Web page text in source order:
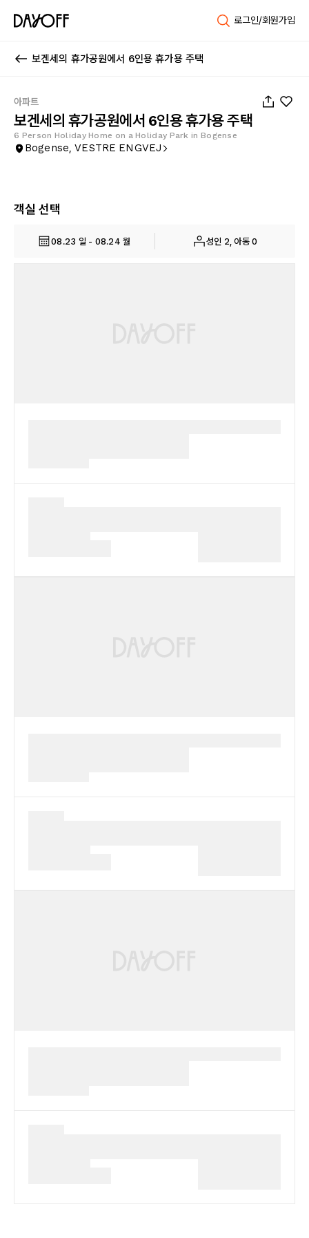
로그인/회원가입
보겐세의 휴가공원에서 6인용 휴가용 주택
아파트
보겐세의 휴가공원에서 6인용 휴가용 주택
6 Person Holiday Home on a Holiday Park in Bogense
Bogense, VESTRE ENGVEJ
객실 선택
08.23 일 - 08.24 월 성인 2, 아동 0